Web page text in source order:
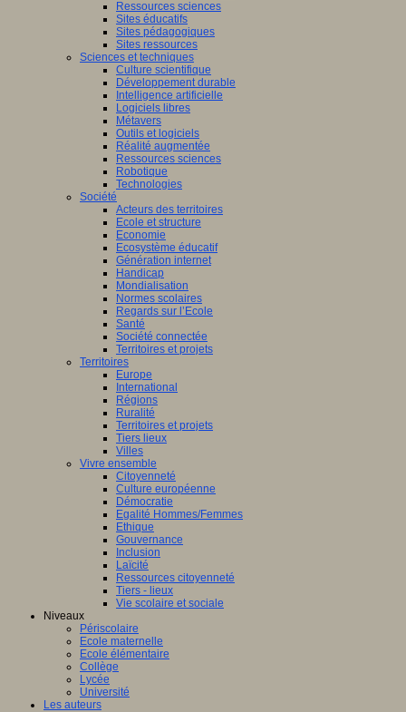
Ressources sciences
Sites éducatifs
Sites pédagogiques
Sites ressources
Sciences et techniques
Culture scientifique
Développement durable
Intelligence artificielle
Logiciels libres
Métavers
Outils et logiciels
Réalité augmentée
Ressources sciences
Robotique
Technologies
Société
Acteurs des territoires
Ecole et structure
Economie
Ecosystème éducatif
Génération internet
Handicap
Mondialisation
Normes scolaires
Regards sur l’Ecole
Santé
Société connectée
Territoires et projets
Territoires
Europe
International
Régions
Ruralité
Territoires et projets
Tiers lieux
Villes
Vivre ensemble
Citoyenneté
Culture européenne
Démocratie
Egalité Hommes/Femmes
Ethique
Gouvernance
Inclusion
Laïcité
Ressources citoyenneté
Tiers - lieux
Vie scolaire et sociale
Niveaux
Périscolaire
Ecole maternelle
Ecole élémentaire
Collège
Lycée
Université
Les auteurs